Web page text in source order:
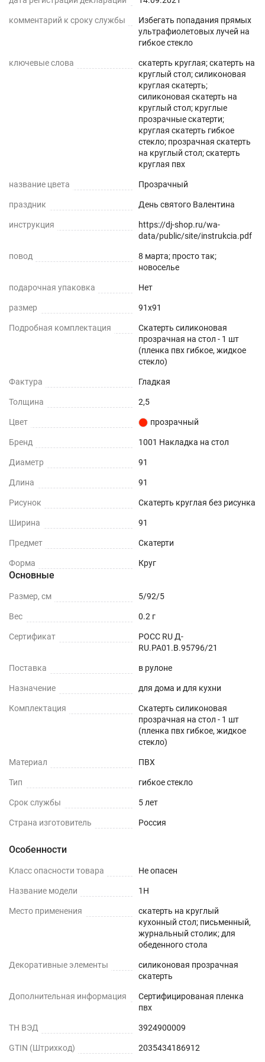
можно использовать поверх белой или цветной
текстильной скатерти на кухне ,для защиты от
пролитых напитков, так как материал является
влагоотталкивающим. С помощью мягкого
стекла Вы всегда будете видеть все свои
заметки, если будете использовать его в
качестве коврика на своем рабочем, или
компьютерном столе в офисе. Это не только
красивое защитное покрытие, но и защита
где дети ,занимаясь творчеством, могут
рисовать или делать записи маркерами (не
перманентными), а затем легко удалять их
Клеенка на стол на кухню имеет стопроцентную
стола, она не скользит , обладает высокой
прочностью, не деформируется от горячей
кружки (до +70) ,не теряет свои защитные
свойства и стойкость к жировым загрязнениям
долгие годы (срок использования более 5 лет),
8 неоспоримых преимуществ современного пвх
Прочность - защищает любую поверхность от
царапин и потертостей.
Влагоотталкивающая поверхность - не
впитывает влагу и устойчива к
Термостойкость - выдерживает температуру
до +70 (зависит от толщины)
Простота - не требует стирки и обслуживания.
Гибкость - можно свернуть для хранения и
затем вновь разложить.
Долговечность - срок эффективной
эксплуатации более 10 лет.
Использование скатерти из прозрачного ПВХ
сохранит красоту вашей мебели и облегчит
уборку после шумного праздника. Простота
ухода, поразит Вас с первых дней и станет
отличной находкой для вашей кухни, подчеркнув
красоту и элегантность дизайна вашего дома.
создать стильный и уютный интерьер и станет
украшением любой комнаты. Это лучший
день влюбленных, новый год.
Для ухода за скатертью мы рекомендуем
использовать влажные ткани. Не рекомендуем
применять абразивные средства для мытья
посуды и губки с жестким покрытием.
Обращаем Ваше внимание!
После получения материал должен несколько
дней полежать в расправленном виде, чтобы
все складки и изгибы расправились. После
распаковки возможен специфический запах,
комментарий к сроку службы
Избегать попадания прямых
ультрафиолетовых лучей на
гибкое стекло
ключевые слова
скатерть круглая; скатерть на
круглый стол; силиконовая
круглая скатерть;
силиконовая скатерть на
круглый стол; круглые
прозрачные скатерти;
круглая скатерть гибкое
стекло; прозрачная скатерть
на круглый стол; скатерть
круглая пвх
название цвета Прозрачный
праздник День святого Валентина
инструкция
https://dj-shop.ru/wa-
data/public/site/instrukcia.pdf
повод
8 марта; просто так;
новоселье
подарочная упаковка Нет
размер 91x91
Подробная комплектация
Скатерть силиконовая
прозрачная на стол - 1 шт
(пленка пвх гибкое, жидкое
стекло)
Фактура Гладкая
Толщина 2,5
Цвет прозрачный
Бренд 1001 Накладка на стол
Диаметр 91
Длина 91
Рисунок Скатерть круглая без рисунка
Ширина 91
Предмет Скатерти
Форма Круг
Основные
Размер, см 5/92/5
Вес 0.2 г
Сертификат
РОСС RU Д-
RU.РА01.В.95796/21
Поставка в рулоне
Назначение для дома и для кухни
Комплектация
Скатерть силиконовая
прозрачная на стол - 1 шт
(пленка пвх гибкое, жидкое
стекло)
Материал ПВХ
Тип гибкое стекло
Срок службы 5 лет
Страна изготовитель Россия
Особенности
Класс опасности товара Не опасен
Название модели 1H
Место применения
скатерть на круглый
кухонный стол; письменный,
журнальный столик; для
обеденного стола
Декоративные элементы
силиконовая прозрачная
скатерть
Дополнительная информация
Сертифицированая пленка
пвх
ТН ВЭД 3924900009
GTIN (Штрихкод) 2035434186912